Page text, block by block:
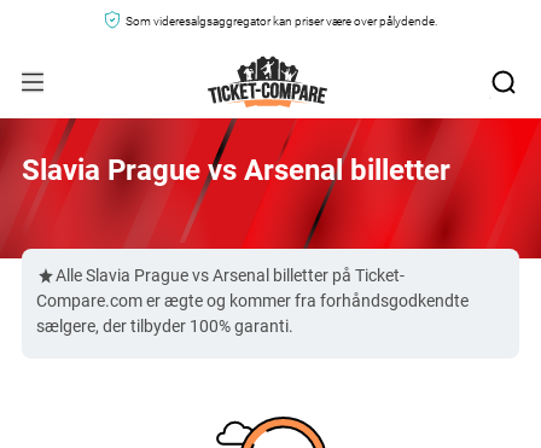
Som videresalgsaggregator kan priser være over pålydende.
Slavia Prague vs Arsenal billetter
Alle Slavia Prague vs Arsenal billetter på Ticket-
Compare.com er ægte og kommer fra forhåndsgodkendte
sælgere, der tilbyder 100% garanti.